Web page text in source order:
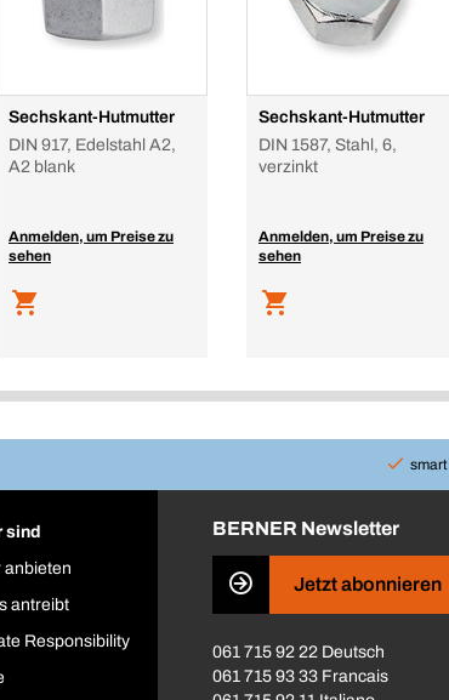
Sechskant-Hutmutter
DIN 917, Edelstahl A2,
A2 blank
Anmelden, um Preise zu
sehen
Sechskant-Hutmutter
DIN 1587, Stahl, 6,
verzinkt
Anmelden, um Preise zu
sehen
smart
sind
anbieten
antreibt
Responsibility
BERNER Newsletter
Jetzt abonnieren
061 715 92 22 Deutsch
061 715 93 33 Francais